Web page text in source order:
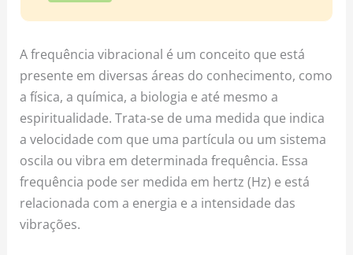
A frequência vibracional é um conceito que está
presente em diversas áreas do conhecimento, como
a física, a química, a biologia e até mesmo a
espiritualidade. Trata-se de uma medida que indica
a velocidade com que uma partícula ou um sistema
oscila ou vibra em determinada frequência. Essa
frequência pode ser medida em hertz (Hz) e está
relacionada com a energia e a intensidade das
vibrações.